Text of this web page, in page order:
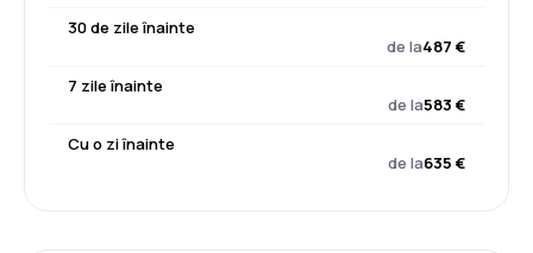
30 de zile înainte
de la487 €
7 zile înainte
de la583 €
Cu o zi înainte
de la635 €